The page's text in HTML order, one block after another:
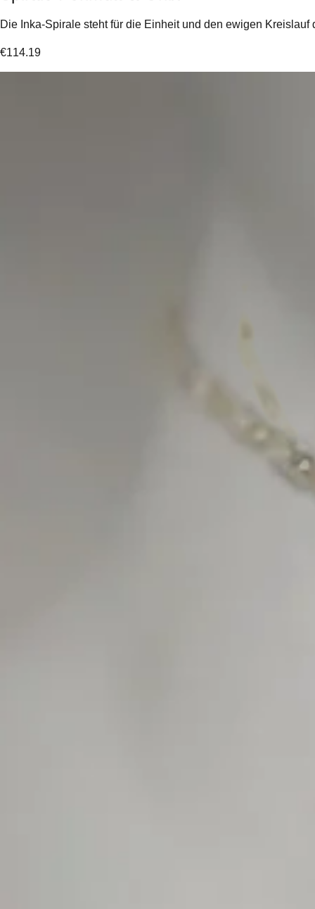
Die Inka-Spirale steht für die Einheit und den ewigen
€114.19